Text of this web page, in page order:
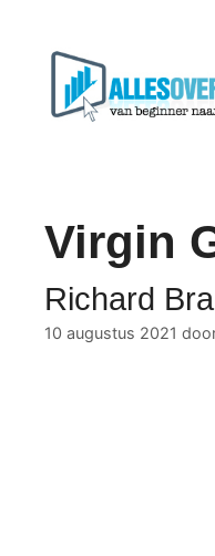
Virgin
Richard
10 augustus 2021